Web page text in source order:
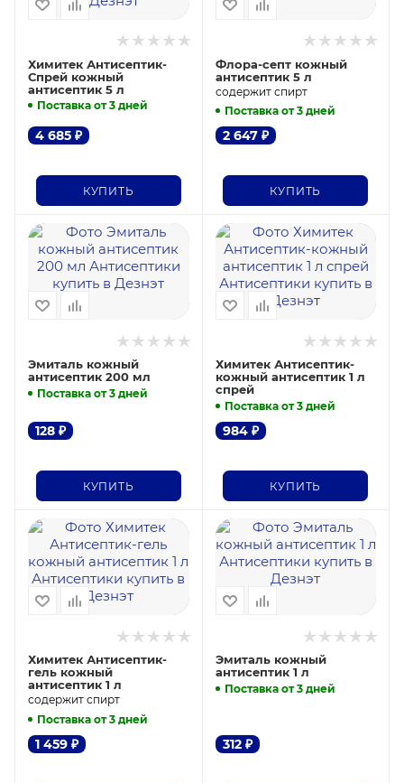
Химитек Антисептик-
Спрей кожный
антисептик 5 л
Поставка от 3 дней
4 685 ₽
КУПИТЬ
Флора-септ кожный
антисептик 5 л
содержит спирт
Поставка от 3 дней
2 647₽
КУПИТЬ
Эмиталь кожный
антисептик 200 мл
Поставка от 3 дней
128 ₽
КУПИТЬ
Химитек Антисептик-
кожный антисептик 1 л
спрей
Поставка от 3 дней
984₽
КУПИТЬ
Химитек Антисептик-
гель кожный
антисептик 1 л
содержит спирт
Поставка от 3 дней
1 459 ₽
Эмиталь кожный
антисептик 1 л
Поставка от 3 дней
312₽